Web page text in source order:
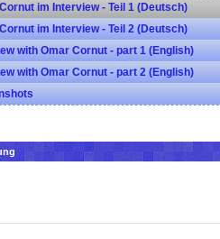
im Interview - Teil 1 (Deutsch)
im Interview - Teil 2 (Deutsch)
with Omar Cornut - part 1 (English)
with Omar Cornut - part 2 (English)